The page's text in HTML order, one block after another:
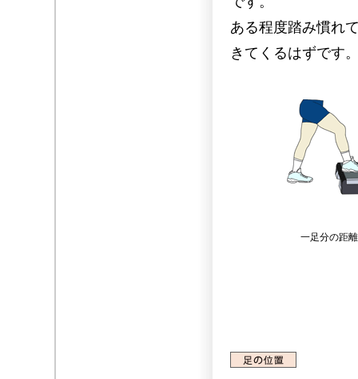
ある程度踏み慣れ
きてくるはずです
一足分の距離